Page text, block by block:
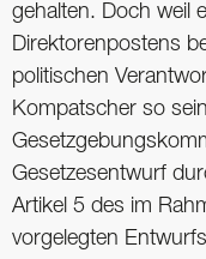
gehalten. Doch weil
Direktorenpostens
politischen
Kompatscher so
Gesetzesentwurf
Artikel 5 des im
vorgelegten